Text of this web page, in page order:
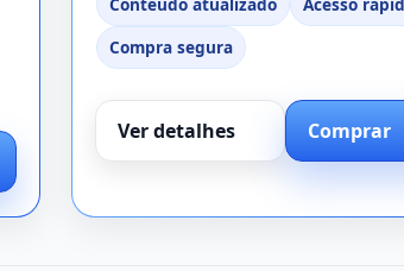
Compra segura
Ver detalhes Comprar